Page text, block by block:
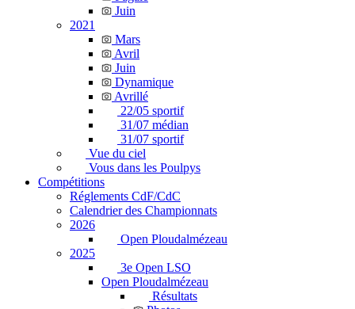
Juin
2021
Mars
Avril
Juin
Dynamique
Avrillé
22/05 sportif
31/07 médian
31/07 sportif
Vue du ciel
Vous dans les Poulpys
Compétitions
Réglements CdF/CdC
Calendrier des Championnats
2026
Open Ploudalmézeau
2025
3e Open LSO
Open Ploudalmézeau
Résultats